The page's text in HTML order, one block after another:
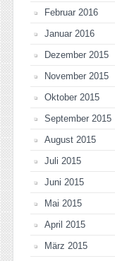
Februar 2016
Januar 2016
Dezember 2015
November 2015
Oktober 2015
September 2015
August 2015
Juli 2015
Juni 2015
Mai 2015
April 2015
März 2015